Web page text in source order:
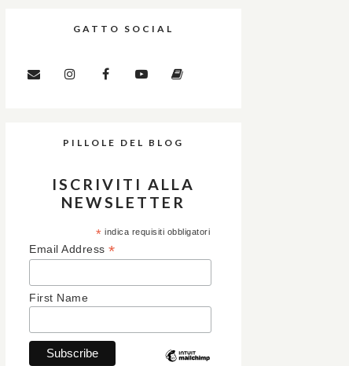
GATTO SOCIAL
PILLOLE DEL BLOG
ISCRIVITI ALLA
NEWSLETTER
* indica requisiti obbligatori
Email Address *
First Name